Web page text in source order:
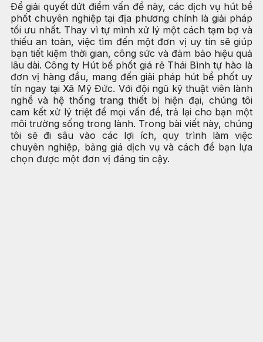
Để giải quyết dứt điểm vấn đề này, các dịch vụ hút bể
phốt chuyên nghiệp tại địa phương chính là giải pháp
tối ưu nhất. Thay vì tự mình xử lý một cách tạm bợ và
thiếu an toàn, việc tìm đến một đơn vị uy tín sẽ giúp
bạn tiết kiệm thời gian, công sức và đảm bảo hiệu quả
lâu dài. Công ty Hút bể phốt giá rẻ Thái Bình tự hào là
đơn vị hàng đầu, mang đến giải pháp hút bể phốt uy
tín ngay tại Xã Mỹ Đức. Với đội ngũ kỹ thuật viên lành
nghề và hệ thống trang thiết bị hiện đại, chúng tôi
cam kết xử lý triệt để mọi vấn đề, trả lại cho bạn một
môi trường sống trong lành. Trong bài viết này, chúng
tôi sẽ đi sâu vào các lợi ích, quy trình làm việc
chuyên nghiệp, bảng giá dịch vụ và cách để bạn lựa
chọn được một đơn vị đáng tin cậy.